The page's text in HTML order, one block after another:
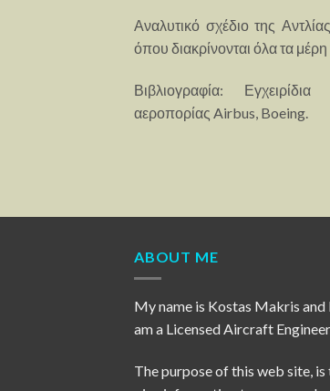
Αναλυτικό σχέδιο της
όπου διακρίνονται όλα τα
Βιβλιογραφία:
αεροπορίας Airbus, Boeing.
ABOUT ME
My name is Kostas Makris and
am a Licensed Aircraft
The purpose of this web site, is